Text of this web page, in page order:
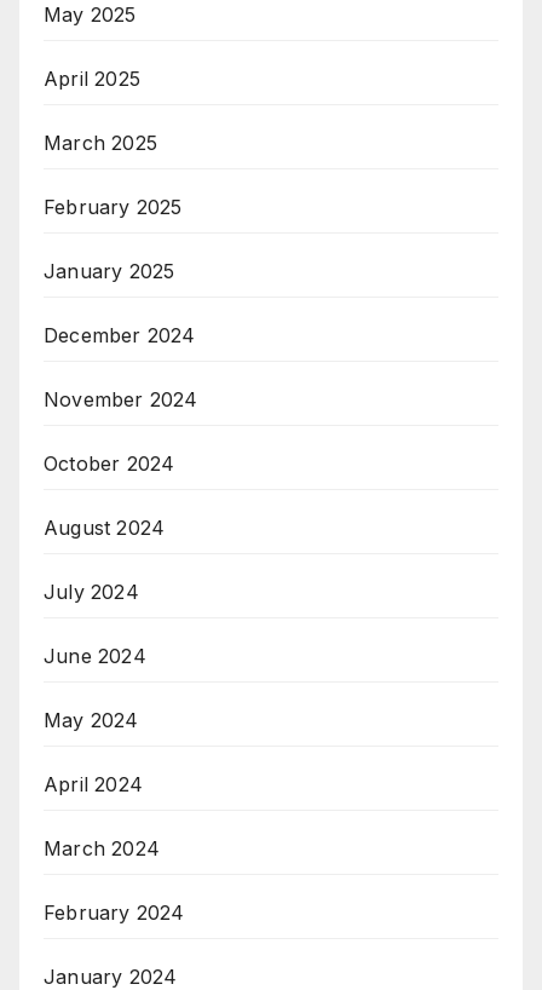
May 2025
April 2025
March 2025
February 2025
January 2025
December 2024
November 2024
October 2024
August 2024
July 2024
June 2024
May 2024
April 2024
March 2024
February 2024
January 2024